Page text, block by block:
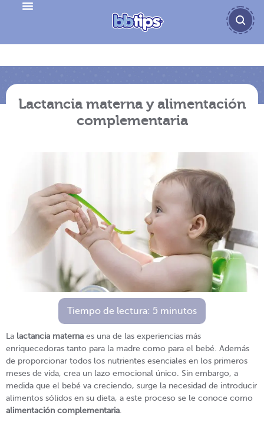
Lactancia materna y alimentación
complementaria
Tiempo de lectura: 5 minutos
La lactancia materna es una de las experiencias más
enriquecedoras tanto para la madre como para el bebé. Además
de proporcionar todos los nutrientes esenciales en los primeros
meses de vida, crea un lazo emocional único. Sin embargo, a
medida que el bebé va creciendo, surge la necesidad de introducir
alimentos sólidos en su dieta, a este proceso se le conoce como
alimentación complementaria.